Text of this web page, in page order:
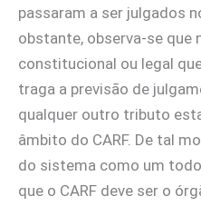
passaram a ser julgados
obstante, observa-se que
constitucional ou legal
traga a previsão de
qualquer outro tributo
âmbito do CARF. De tal
do sistema como um
que o CARF deve ser o